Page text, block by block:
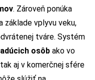
. Zároveň ponúka
základe vplyvu veku,
tváre. Systém
osôb ako vo
aj v komerčnej sfére